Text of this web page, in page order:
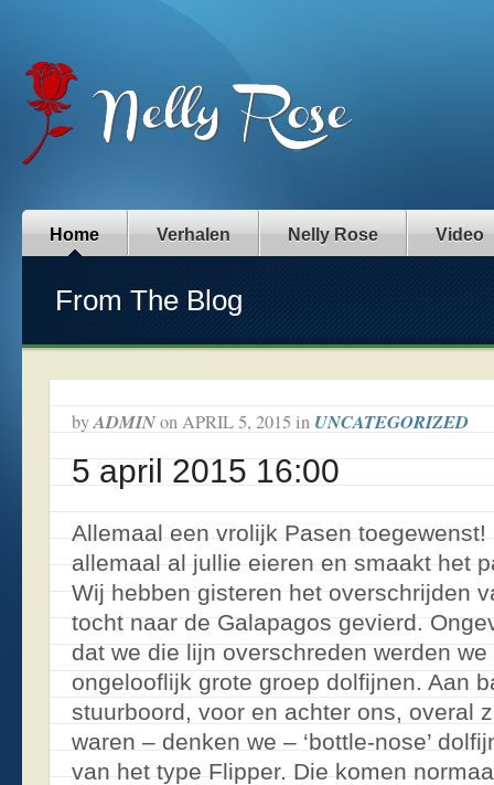
Home Verhalen Nelly Rose Video
From The Blog
byADMINonAPRIL 5, 2015 in UNCATEGORIZED
5 april 2015 16:00
Allemaal een vrolijk Pasen
allemaal al jullie eieren en smaakt het
Wij hebben gisteren het overschrijden
tocht naar de Galapagos gevierd.
dat we die lijn overschreden werden
ongelooflijk grote groep dolfijnen. Aan
stuurboord, voor en achter ons, overal
waren – denken we – ‘bottle-nose’
van het type Flipper. Die komen